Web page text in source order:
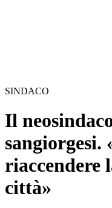
SINDACO
Il
sangiorgesi.
riaccendere
città»